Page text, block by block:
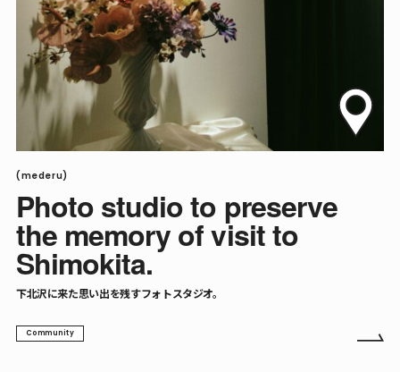
(mederu)
Photo studio to preserve
the memory of visit to
Shimokita.
下北沢に来た思い出を残すフォトスタジオ。
Community